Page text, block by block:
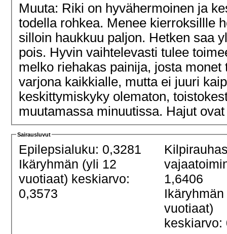
Muuta: Riki on hyvähermoinen ja
todella rohkea. Menee kierroksillle
silloin haukkuu paljon. Hetken saa
pois. Hyvin vaihtelevasti tulee
melko riehakas painija, josta
varjona kaikkialle, mutta ei juuri
keskittymiskyky olematon,
muutamassa minuutissa. Hajut
Sairausluvut
Epilepsialuku: 0,3281
Ikäryhmän (yli 12
vuotiaat) keskiarvo:
0,3573
1,6406
vuotiaat)
keskiarvo: